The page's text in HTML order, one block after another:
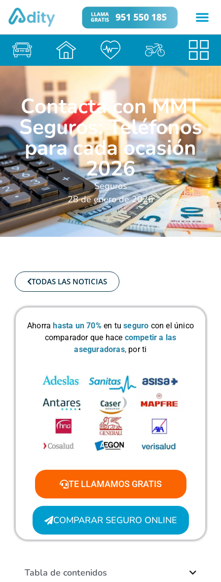
Contacta con MMT
Seguros: Teléfonos
para cada ocasión
2026
Seguros
28 de enero de 2026
TODAS LAS NOTICIAS
Ahorra hasta un 70% en tuseguro con el único
comparador que hace competir a las
aseguradoras, por ti
TE LLAMAMOS GRATIS
COMPARAR SEGURO ONLINE
Tabla de contenidos